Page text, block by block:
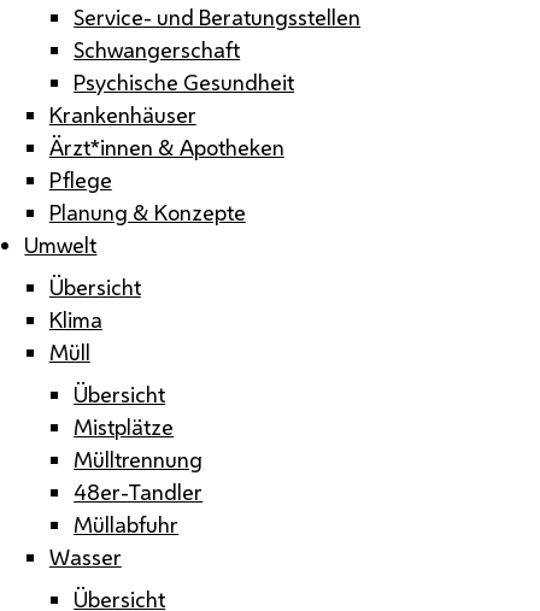
Service- und Beratungsstellen
Schwangerschaft
Psychische Gesundheit
Krankenhäuser
Ärzt*innen & Apotheken
Pflege
Planung & Konzepte
Umwelt
Übersicht
Klima
Müll
Übersicht
Mistplätze
Mülltrennung
48er-Tandler
Müllabfuhr
Wasser
Übersicht